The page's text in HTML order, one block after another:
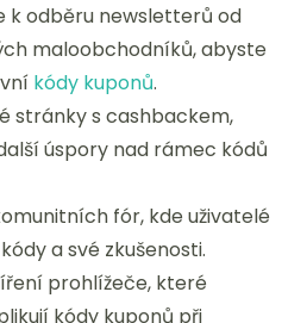
k odběru newsletterů od
maloobchodníků, abyste
kódy kuponů.
stránky s cashbackem,
úspory nad rámec kódů
fór, kde uživatelé
a své zkušenosti.
prohlížeče, které
kódy kuponů při